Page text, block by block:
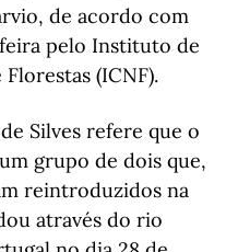
de acordo com
pelo Instituto de
(ICNF).
Silves refere que o
grupo de dois que,
reintroduzidos na
através do rio